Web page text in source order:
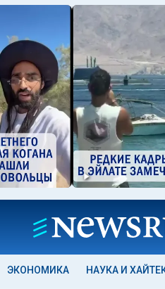
ЭКОНОМИКА НАУКА И